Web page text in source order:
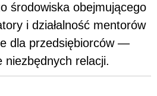
środowiska obejmującego
i działalność mentorów
dla przedsiębiorców —
niezbędnych relacji.